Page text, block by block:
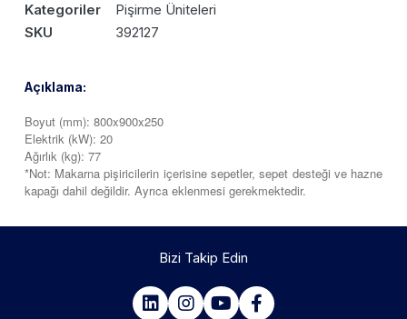
Kategoriler
Pişirme Üniteleri
SKU
392127
Açıklama:
Boyut (mm): 800x900x250
Elektrik (kW): 20
Ağırlık (kg): 77
*Not: Makarna pişiricilerin içerisine sepetler, sepet desteği ve hazne
kapağı dahil değildir. Ayrıca eklenmesi gerekmektedir.
Bizi Takip Edin